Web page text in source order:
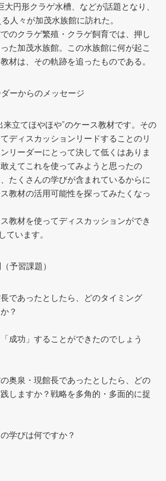
円形クラゲ水槽、などが話題となり、
人々が加茂水族館に訪れた。
のクラゲ繁殖・クラゲ飼育では、押し
た加茂水族館。この水族館に何が起こ
材は、その軌跡を追ったものである。
ーからのメッセージ
立てほやほや”のケース教材です。その
ディスカッションリードすることのリ
リーダーにとって決して低くはありま
えてこれを使ってみようと思ったの
たくさんの学びが含まれているからに
教材の活用可能性を探ってみたくなっ
教材を使ってディスカッションができ
ています。
予習課題）
であったとしたら、どのタイミング
？
成功」することができたのでしょう
奥泉・現館長であったとしたら、どの
しますか？戦略を多角的・多面的に捉
学びは何ですか？